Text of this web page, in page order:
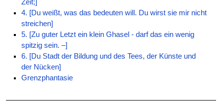
Zeit;]
4. [Du weißt, was das bedeuten will. Du wirst sie mir nicht
streichen]
5. [Zu guter Letzt ein klein Ghasel - darf das ein wenig
spitzig sein. –]
6. [Du Stadt der Bildung und des Tees, der Künste und
der Nücken]
Grenzphantasie